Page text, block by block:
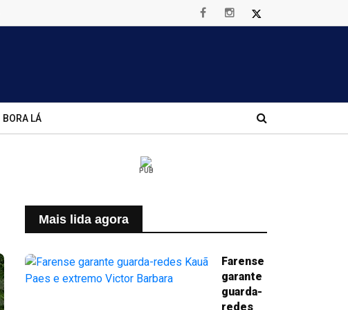
BORA LÁ
PUB
Mais lida agora
Farense
garante
guarda-
redes